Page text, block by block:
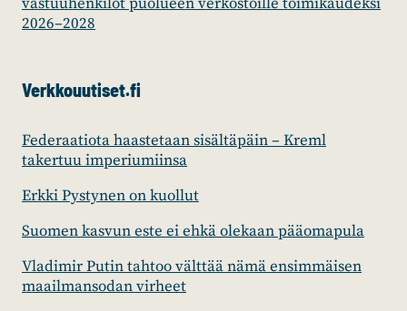
2026–2028
Verkkouutiset.fi
Federaatiota haastetaan sisältäpäin – Kreml
takertuu imperiumiinsa
Erkki Pystynen on kuollut
Suomen kasvun este ei ehkä olekaan pääomapula
Vladimir Putin tahtoo välttää nämä ensimmäisen
maailmansodan virheet